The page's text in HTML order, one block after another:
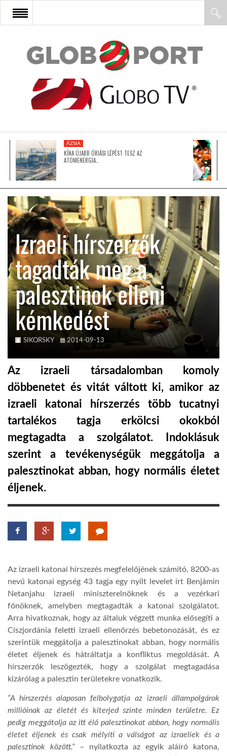
FŐOLDAL
AFRIKA
ÁZSIA
LATIN-AMERIKA
KÖZEL-KELET
AUSZTRÁLIA
A VILÁG ITTHON
HÍR3D
TROPICALMAGAZIN
GLOBOTV
AFRIKA TUDÁSTÁR
A NAP SZÉPE
LINKTR.EE
GLOBOZSARU
DOBRAVERO.HU
LATIMO.HU
GLOBOBOOK
ÁZSIA
KÍNA ÚJABB ÓRIÁSI LÉPÉST TESZ AZ
ATOMENERGIA…
Izraeli hírszerzők
tagadták meg a
palesztinok elleni
kémkedést
SIKORSKY 2014-09-13
Az izraeli társadalomban komoly
döbbenetet és vitát váltott ki, amikor az
izraeli katonai hírszerzés több tucatnyi
tartalékos tagja erkölcsi okokból
megtagadta a szolgálatot. Indoklásuk
szerint a tevékenységük meggátolja a
palesztinokat abban, hogy normális életet
éljenek.
Az izraeli katonai hírszezés megfelelőjének számító, 8200-as
nevű katonai egység 43 tagja egy nyílt levelet írt Benjámin
Netanjahu izraeli miniszterelnöknek és a vezérkari
főnöknek, amelyben megtagadták a katonai szolgálatot.
Arra hivatkoznak, hogy az általuk végzett munka elősegíti a
Ciszjordánia feletti izraeli ellenőrzés bebetonozását, és ez
szerintük meggátolja a palesztinokat abban, hogy normális
életet éljenek és hátráltatja a konfliktus megoldását. A
hírszerzők leszögezték, hogy a szolgálat megtagadása
kizárólag a palesztin területekre vonatkozik.
“A hírszerzés alaposan felbolygatja az izraeli állampolgárok
millióinak az életét és kiterjed szinte minden területre. Ez
pedig meggátolja az itt élő palesztinokat abban, hogy normális
életet éljenek és csak mélyíti a válságot az izraeliek és a
palesztinok között.”– nyilatkozta az egyik aláíró katona,